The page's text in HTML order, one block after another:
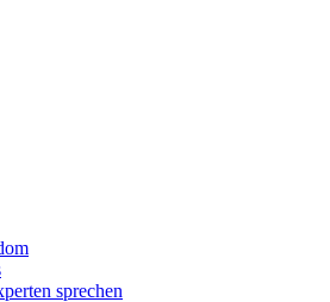
sprechen